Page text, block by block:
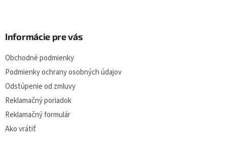
Informácie pre vás
Obchodné podmienky
Podmienky ochrany osobných údajov
Odstúpenie od zmluvy
Reklamačný poriadok
Reklamačný formulár
Ako vrátiť